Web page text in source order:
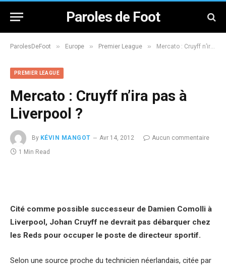
Paroles de Foot
ParolesDeFoot » Europe » Premier League » Mercato : Cruyff n’ira pas à Liverpool ?
PREMIER LEAGUE
Mercato : Cruyff n’ira pas à
Liverpool ?
By KÉVIN MANGOT Avr 14, 2012
Aucun commentaire
1 Min Read
Cité comme possible successeur de Damien Comolli à
Liverpool, Johan Cruyff ne devrait pas débarquer chez
les Reds pour occuper le poste de directeur sportif.
Selon une source proche du technicien néerlandais, citée par